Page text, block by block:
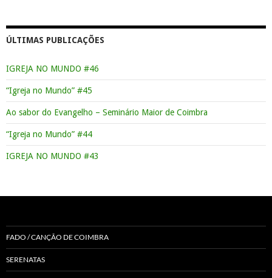
ÚLTIMAS PUBLICAÇÕES
IGREJA NO MUNDO #46
“Igreja no Mundo” #45
Ao sabor do Evangelho – Seminário Maior de Coimbra
“Igreja no Mundo” #44
IGREJA NO MUNDO #43
FADO / CANÇÃO DE COIMBRA
SERENATAS